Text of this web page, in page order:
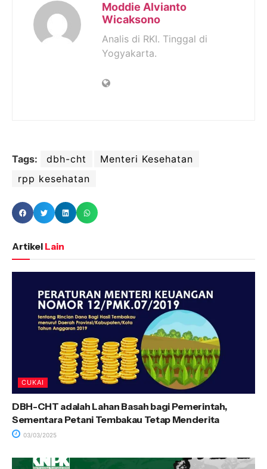
Moddie Alvianto
Wicaksono
Analis di RKI. Tinggal di
Yogyakarta.
Tags: dbh-cht
Menteri Kesehatan
rpp kesehatan
Artikel Lain
CUKAI
DBH-CHT adalah Lahan Basah bagi Pemerintah,
Sementara Petani Tembakau Tetap Menderita
03/03/2025